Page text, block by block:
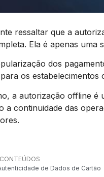
ressaltar que a
Ela é apenas uma
dos
os
a autorização offline é
a continuidade das
de Dados de Cartão